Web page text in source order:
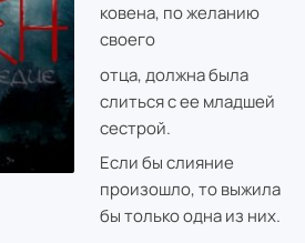
ковена, по желанию
своего
отца, должна была
слиться с ее младшей
сестрой.
Если бы слияние
произошло, то выжила
бы только одна из них.